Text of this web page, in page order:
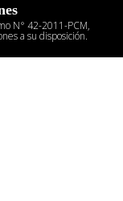
N° 42-2011-PCM,
a su disposición.